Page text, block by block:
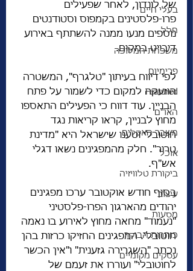
בעלי חיים
חלל
משפחת המלוכה
פרימיום
Featured
האו"ם
משבר האקלים
אוכל
ביקורת טלוויזיה
עיצוב
מסעות
כותרות הבוקר
עסקים מקומיים
של לונדון, לאחר שפעילים
פרו-פלסטינים בקמפוס וסטודנטים
נוספים מנעו ממנה להשתתף באירוע
דיבייט במקום.
לפי דיווח בעיתון "טלגרף", המשטרה
הוזעקה למקום כדי לשמור על פתח
הבניין. עוד דווח כי הפעילים התאספו
מחוץ לבניין, קראו קריאות נגד
חוטובלי וטענו שישראל היא "מדינת
טרור". חלק מהמפגינים נשאו דגלי
אש"ף.
בסוף חודש אוקטובר ערכו מפגינים
יהודים מהארגון הפרו-פלסטיני
"נעמוד" מחאה מחוץ לאירוע בו נאמה
חוטובלי. המפגינים החזיקו כרזות בהן
נכתב "השגרירה גזענית" ו"אין הכשר
לחוטובלי" ועוררו את זעמם של